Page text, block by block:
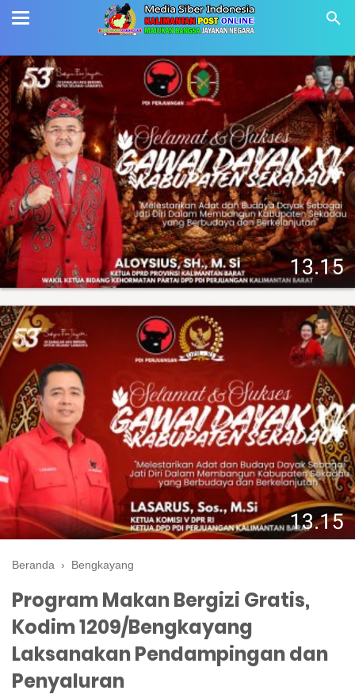
Beranda › Bengkayang
Program Makan Bergizi Gratis,
Kodim 1209/Bengkayang
Laksanakan Pendampingan dan
Penyaluran